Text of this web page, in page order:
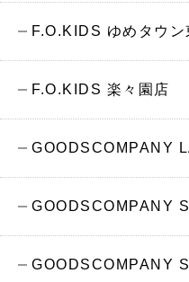
F.O.KIDS ゆめタウン
F.O.KIDS 楽々園店
GOODSCOMPANY
GOODSCOMPANY
GOODSCOMPANY